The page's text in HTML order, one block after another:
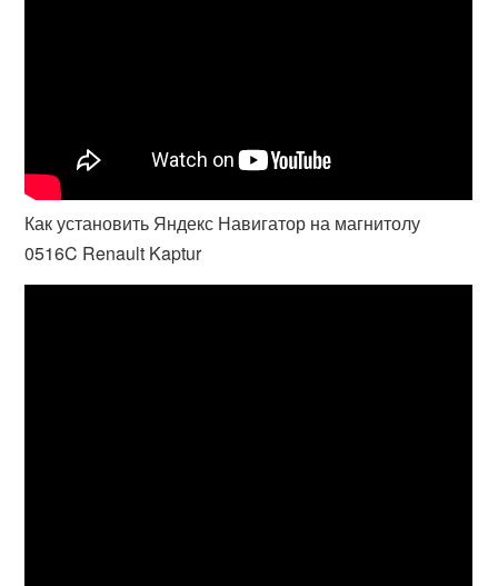
Как установить Яндекс Навигатор на магнитолу
0516C Renault Kaptur